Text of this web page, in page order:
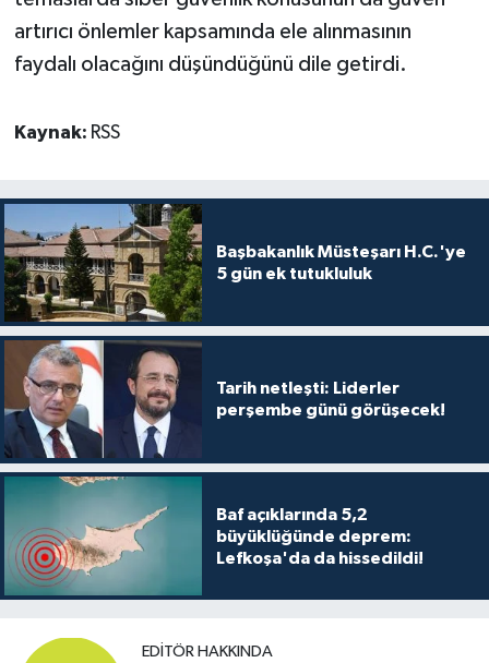
artırıcı önlemler kapsamında ele alınmasının
faydalı olacağını düşündüğünü dile getirdi.
Kaynak: RSS
Başbakanlık Müsteşarı H.C.'ye
5 gün ek tutukluluk
Tarih netleşti: Liderler
perşembe günü görüşecek!
Baf açıklarında 5,2
büyüklüğünde deprem:
Lefkoşa'da da hissedildi!
EDITÖR HAKKINDA